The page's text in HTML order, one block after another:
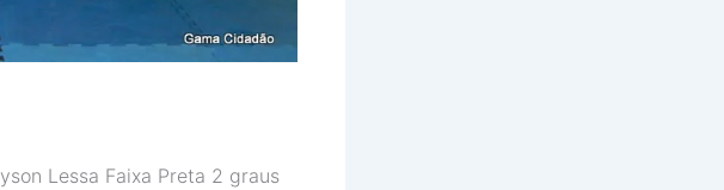
Lessa Faixa Preta 2 graus